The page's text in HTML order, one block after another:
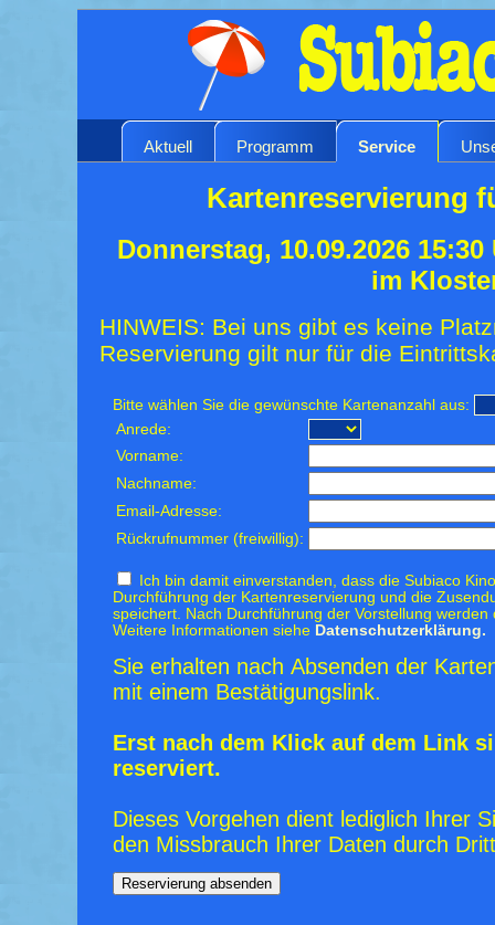
Aktuell Programm Service
Kartenreservierung
Donnerstag, 10.09.2026
im
HINWEIS: Bei uns gibt es keine
Reservierung gilt nur für die
Bitte wählen Sie die gewünschte Kartenanzahl aus:
Anrede:
Vorname:
Nachname:
Email-Adresse:
Rückrufnummer (freiwillig):
Ich bin damit einverstanden, dass die Subiaco
Durchführung der Kartenreservierung und die
speichert. Nach Durchführung der Vorstellung
Weitere Informationen siehe Datenschutzerklärung.
Sie erhalten nach Absenden der
mit einem Bestätigungslink.
Erst nach dem Klick auf dem Link
reserviert.
Dieses Vorgehen dient lediglich Ihrer
den Missbrauch Ihrer Daten durch